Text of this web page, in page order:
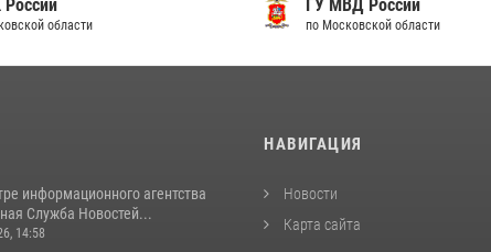
области
ГУ МВД России
по Московской области
информационного агентства
Служба Новостей...
14:58
НАВИГАЦИЯ
Новости
Карта сайта